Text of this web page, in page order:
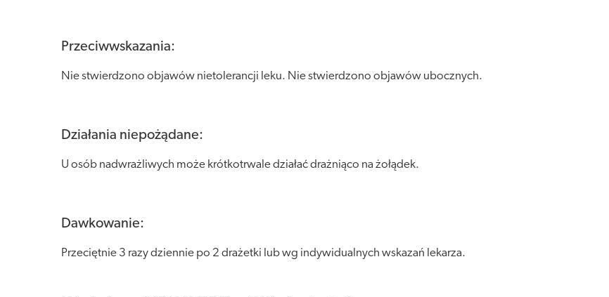
Przeciwwskazania:
Nie stwierdzono objawów nietolerancji leku. Nie stwierdzono objawów ubocznych.
Działania niepożądane:
U osób nadwrażliwych może krótkotrwale działać drażniąco na żołądek.
Dawkowanie:
Przeciętnie 3 razy dziennie po 2 drażetki lub wg indywidualnych wskazań lekarza.